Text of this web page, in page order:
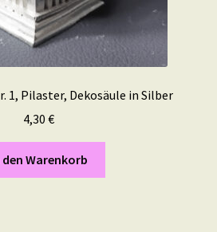
1, Pilaster, Dekosäule in Silber
4,30 €
den Warenkorb